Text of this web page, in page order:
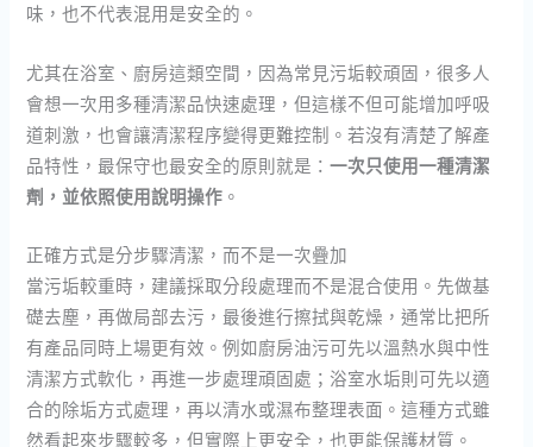
味，也不代表混用是安全的。
尤其在浴室、廚房這類空間，因為常見污垢較頑固，很多人
會想一次用多種清潔品快速處理，但這樣不但可能增加呼吸
道刺激，也會讓清潔程序變得更難控制。若沒有清楚了解產
品特性，最保守也最安全的原則就是：一次只使用一種清潔
劑，並依照使用說明操作 。
正確方式是分步驟清潔，而不是一次疊加
當污垢較重時，建議採取分段處理而不是混合使用。先做基
礎去塵，再做局部去污，最後進行擦拭與乾燥，通常比把所
有產品同時上場更有效。例如廚房油污可先以溫熱水與中性
清潔方式軟化，再進一步處理頑固處；浴室水垢則可先以適
合的除垢方式處理，再以清水或濕布整理表面。這種方式雖
然看起來步驟較多，但實際上更安全，也更能保護材質。